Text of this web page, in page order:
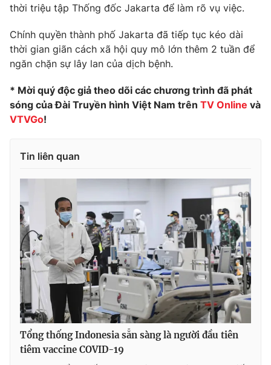
Thị trường
Tư vấn
Lịch phát sóng
Chuyên mục khác
Photo Infographic
VTV Thể thao
VTV Sức khoẻ Bất động sản
Thị trường 24h Tấm lòng Việt
VTV4 Vươn mình bằng AI
VTV9 VTV8
thời triệu tập Thống đốc Jakarta để làm rõ vụ việc.
Chính quyền thành phố Jakarta đã tiếp tục kéo dài
thời gian giãn cách xã hội quy mô lớn thêm 2 tuần để
ngăn chặn sự lây lan của dịch bệnh.
* Mời quý độc giả theo dõi các chương trình đã phát
sóng của Đài Truyền hình Việt Nam trên TV Online và
VTVGo!
Tin liên quan
Tổng thống Indonesia sẵn sàng là người đầu tiên
tiêm vaccine COVID-19